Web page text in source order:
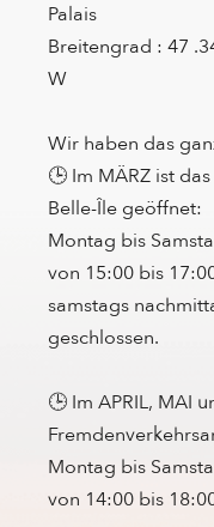
Palais
Breitengrad : 47
W
Wir haben das
🕒 Im MÄRZ ist
Belle-Île geöffnet:
Montag bis
von 15:00 bis
samstags
geschlossen.
🕒 Im APRIL, MAI
Montag bis
von 14:00 bis